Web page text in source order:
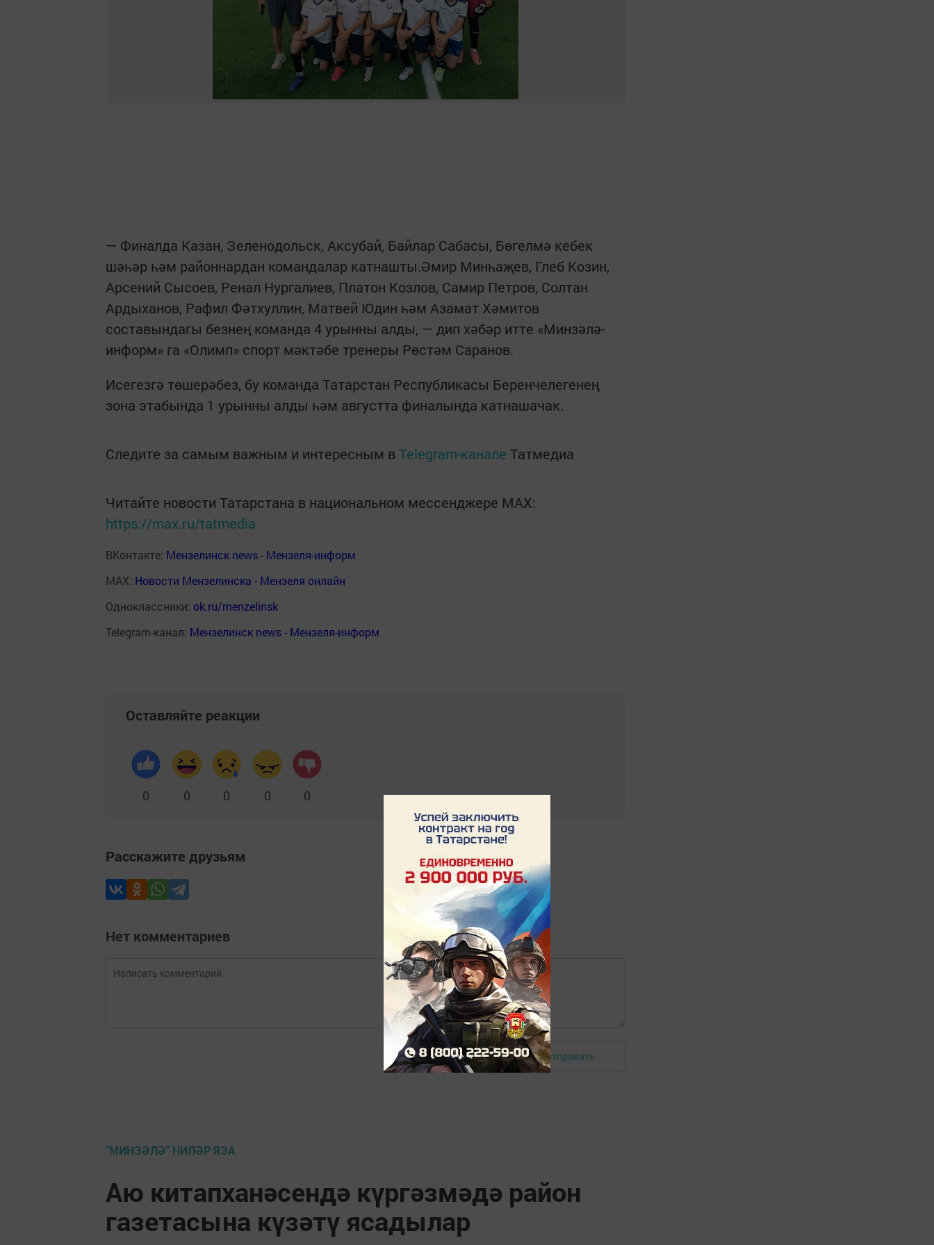
— Финалда Казан, Зеленодольск, Аксубай, Байлар Сабасы, Бөгелмә кебек
шәһәр һәм районнардан командалар катнашты.Әмир Минһаҗев, Глеб Козин,
Арсений Сысоев, Ренал Нургалиев, Платон Козлов, Самир Петров, Солтан
Ардыханов, Рафил Фәтхуллин, Матвей Юдин һәм Азамат Хәмитов
составындагы безнең команда 4 урынны алды, — дип хәбәр итте «Минзәлә-
информ» га «Олимп» спорт мәктәбе тренеры Рөстәм Саранов.
Исегезгә төшерәбез, бу команда Татарстан Республикасы Беренчелегенең
зона этабында 1 урынны алды һәм августта финалында катнашачак.
Следите за самым важным и интересным в Telegram-канале Татмедиа
Читайте новости Татарстана в национальном мессенджере MАХ:
https://max.ru/tatmedia
ВКонтакте: Мензелинск news - Мензеля-информ
MAX: Новости Мензелинска - Мензеля онлайн
Одноклассники: ok.ru/menzelinsk
Telegram-канал: Мензелинск news - Мензеля-информ
Оставляйте реакции
0 0 0 0 0
Расскажите друзьям
Нет комментариев
Авторизоваться Отправить
"МИНЗӘЛӘ" НИЛӘР ЯЗА
Аю китапханәсендә күргәзмәдә район
газетасына күзәтү ясадылар